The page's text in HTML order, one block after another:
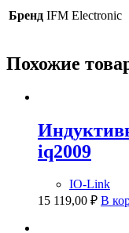
Бренд IFM Electronic
Похожие
iq2009
IO-Link
15 119,00 ₽ В